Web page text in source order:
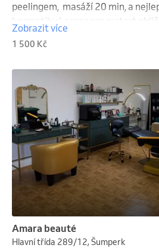
peelingem,  masáží 20 min, a
kosmetiky Larens pro restart
faktory.
Zobrazit více
1 500 Kč
Amara beauté
Hlavní třída 289/12, Šumperk